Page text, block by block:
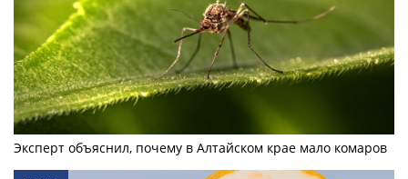
Эксперт объяснил, почему в Алтайском крае мало комаров